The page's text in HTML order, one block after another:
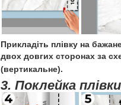
Прикладіть плівку на
двох довгих сторонах за
(вертикальне).
3. Поклейка плівки